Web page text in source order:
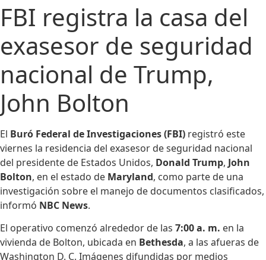
FBI registra la casa del
exasesor de seguridad
nacional de Trump,
John Bolton
El Buró Federal de Investigaciones (FBI) registró este
viernes la residencia del exasesor de seguridad nacional
del presidente de Estados Unidos, Donald Trump, John
Bolton, en el estado de Maryland, como parte de una
investigación sobre el manejo de documentos clasificados,
informó NBC News.
El operativo comenzó alrededor de las 7:00 a. m. en la
vivienda de Bolton, ubicada en Bethesda, a las afueras de
Washington D. C. Imágenes difundidas por medios